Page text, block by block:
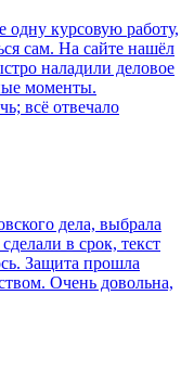
курсовую работу,
сам. На сайте нашёл
наладили деловое
моменты.
всё отвечало
дела, выбрала
в срок, текст
Защита прошла
Очень довольна,